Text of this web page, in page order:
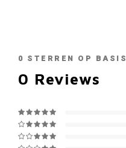
0 STERREN OP
0 Reviews